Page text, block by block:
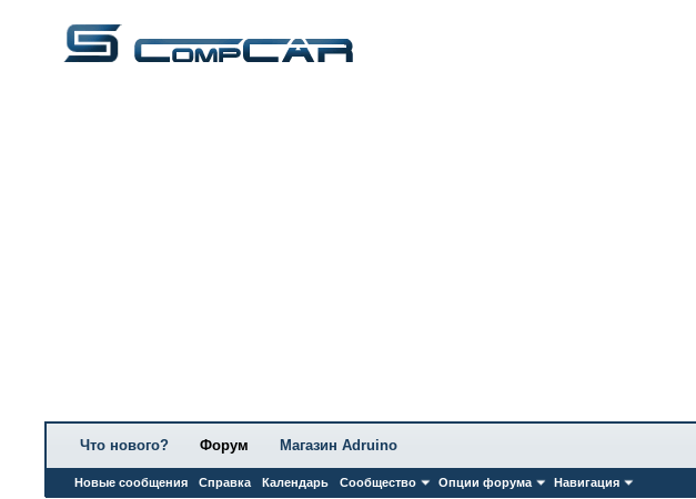
Что нового? Форум
Новые сообщения Справка Календарь Сообщество Опции форума Навигация
Магазин Adruino